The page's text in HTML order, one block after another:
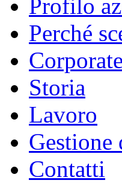
Profilo
Perché
Storia
Lavoro
Contatti